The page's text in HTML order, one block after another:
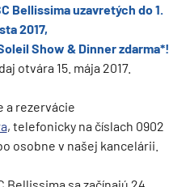
Bellissima uzavretých do 1.
2017,
Show & Dinner zdarma*!
otvára 15. mája 2017.
a rezervácie
, telefonicky na číslach 0902
osobne v našej kancelárii.
Bellissima sa začínajú 24.